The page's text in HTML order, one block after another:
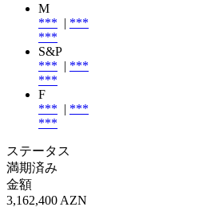
M
*** | ***
***
S&P
*** | ***
***
F
*** | ***
***
ステータス
満期済み
金額
3,162,400 AZN